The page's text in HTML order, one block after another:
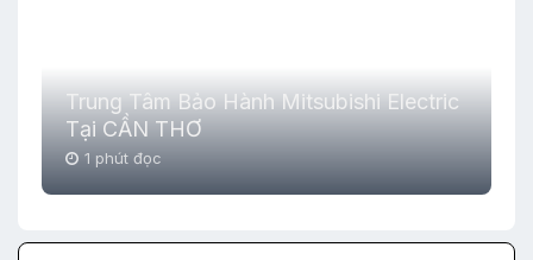
Trung Tâm Bảo Hành Mitsubishi Electric
Tại CẦN THƠ
1 phút đọc